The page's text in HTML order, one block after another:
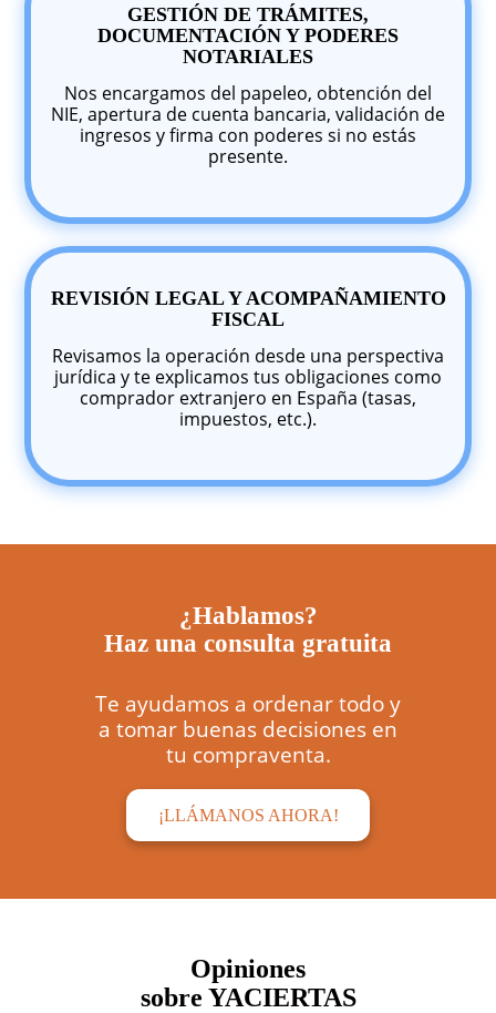
GESTIÓN DE TRÁMITES,
DOCUMENTACIÓN Y PODERES
NOTARIALES
Nos encargamos del papeleo, obtención del
NIE, apertura de cuenta bancaria, validación de
ingresos y firma con poderes si no estás
presente.
REVISIÓN LEGAL Y ACOMPAÑAMIENTO
FISCAL
Revisamos la operación desde una perspectiva
jurídica y te explicamos tus obligaciones como
comprador extranjero en España (tasas,
impuestos, etc.).
¿Hablamos?
Haz una consulta gratuita
Te ayudamos a ordenar todo y
a tomar buenas decisiones en
tu compraventa.
¡LLÁMANOS AHORA!
Opiniones
sobre YACIERTAS